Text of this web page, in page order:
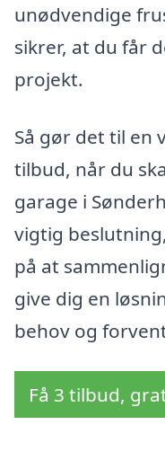
unødvendige
sikrer, at du får
projekt.
Så gør det til en
tilbud, når du
garage i
vigtig
på at
give dig en
behov og
Få 3 tilbud,